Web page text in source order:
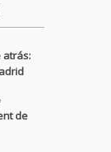
atrás:
de